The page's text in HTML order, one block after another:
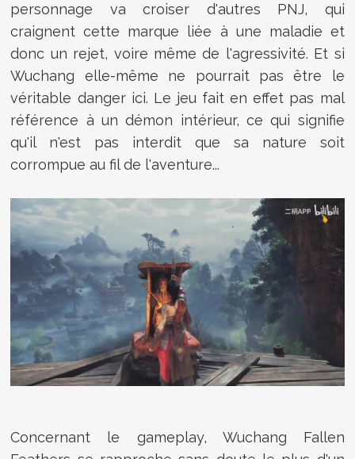
personnage va croiser d'autres PNJ, qui
craignent cette marque liée à une maladie et
donc un rejet, voire même de l'agressivité. Et si
Wuchang elle-même ne pourrait pas être le
véritable danger ici. Le jeu fait en effet pas mal
référence à un démon intérieur, ce qui signifie
qu'il n'est pas interdit que sa nature soit
corrompue au fil de l'aventure...
Concernant le gameplay, Wuchang Fallen